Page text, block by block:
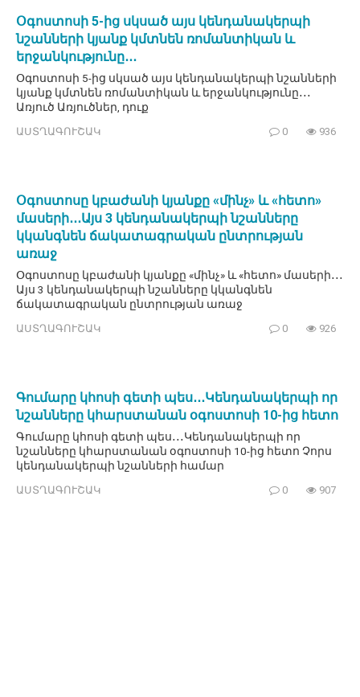
Օգոստոսի 5-ից սկսած այս կենդանակերպի
նշանների կյանք կմտնեն ռոմանտիկան և
երջանկությունը․․․
Օգոստոսի 5-ից սկսած այս կենդանակերպի նշանների
կյանք կմտնեն ռոմանտիկան և երջանկությունը․․․
Առյուծ Առյուծներ, դուք
ԱՍՏՂԱԳՈՒՇԱԿ 0 936
Օգոստոսը կբաժանի կյանքը «մինչ» և «հետո»
մասերի․․․Այս 3 կենդանակերպի նշանները
կկանգնեն ճակատագրական ընտրության
առաջ
Օգոստոսը կբաժանի կյանքը «մինչ» և «հետո» մասերի․․․
Այս 3 կենդանակերպի նշանները կկանգնեն
ճակատագրական ընտրության առաջ
ԱՍՏՂԱԳՈՒՇԱԿ 0 926
Գումարը կհոսի գետի պես․․․Կենդանակերպի որ
նշանները կհարստանան օգոստոսի 10-ից հետո
Գումարը կհոսի գետի պես․․․Կենդանակերպի որ
նշանները կհարստանան օգոստոսի 10-ից հետո Չորս
կենդանակերպի նշանների համար
ԱՍՏՂԱԳՈՒՇԱԿ 0 907